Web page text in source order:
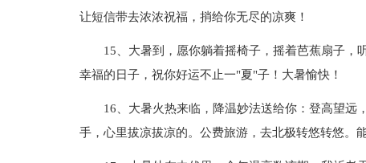
让短信带去浓浓祝福，捎给你无尽的凉爽！
15、大暑到，愿你躺着摇椅子，摇着芭蕉扇子，
幸福的日子，祝你好运不止一"夏"子！大暑愉快！
16、大暑火热来临，降温妙法送给你：登高望远
手，心里拔凉拔凉的。公费旅游，去北极转悠转悠。